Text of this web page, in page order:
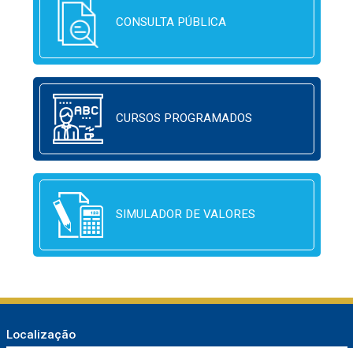
CONSULTA PÚBLICA
CURSOS PROGRAMADOS
SIMULADOR DE VALORES
Localização